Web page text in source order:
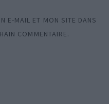
E-MAIL ET MON SITE DANS
COMMENTAIRE.